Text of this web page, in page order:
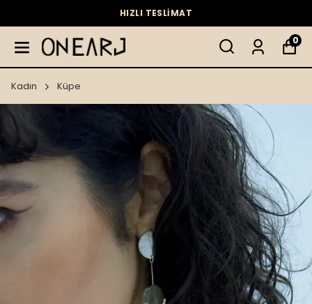
HIZLI TESLİMAT
0
Kadın Küpe